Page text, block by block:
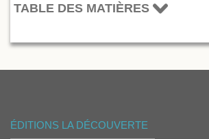
TABLE DES MATIÈRES
ÉDITIONS LA DÉCOUVERTE